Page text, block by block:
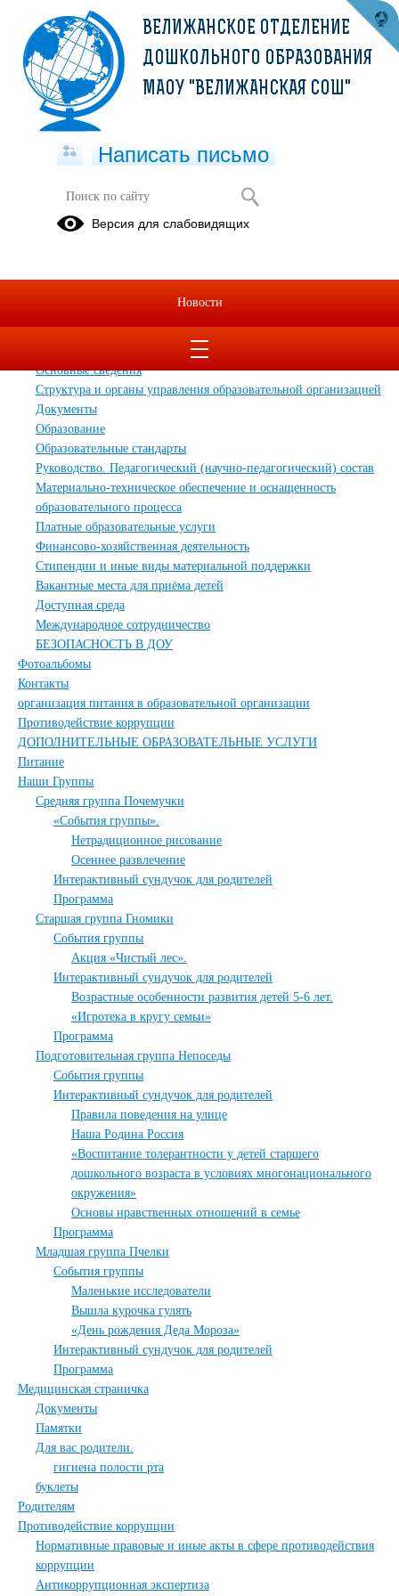
Карта сайта
Новости
Сведения об образовательной организации
Основные сведения
Структура и органы управления образовательной организацией
Документы
Образование
Образовательные стандарты
Руководство. Педагогический (научно-педагогический) состав
Материально-техническое обеспечение и оснащенность
образовательного процесса
Платные образовательные услуги
Финансово-хозяйственная деятельность
Стипендии и иные виды материальной поддержки
Вакантные места для приёма детей
Доступная среда
Международное сотрудничество
БЕЗОПАСНОСТЬ В ДОУ
Фотоальбомы
Контакты
организация питания в образовательной организации
Противодействие коррупции
ДОПОЛНИТЕЛЬНЫЕ ОБРАЗОВАТЕЛЬНЫЕ УСЛУГИ
Питание
Наши Группы
Средняя группа Почемучки
«События группы».
Нетрадиционное рисование
Осеннее развлечение
Интерактивный сундучок для родителей
Программа
Старшая группа Гномики
События группы
Акция «Чистый лес».
Интерактивный сундучок для родителей
Возрастные особенности развития детей 5-6 лет.
«Игротека в кругу семьи»
Программа
Подготовительная группа Непоседы
События группы
Интерактивный сундучок для родителей
Правила поведения на улице
Наша Родина Россия
«Воспитание толерантности у детей старшего
дошкольного возраста в условиях многонационального
окружения»
Основы нравственных отношений в семье
Программа
Младшая группа Пчелки
События группы
Маленькие исследователи
Вышла курочка гулять
«День рождения Деда Мороза»
Интерактивный сундучок для родителей
Программа
Медицинская страничка
Документы
Памятки
Для вас родители.
гигиена полости рта
буклеты
Родителям
Противодействие коррупции
Нормативные правовые и иные акты в сфере противодействия
коррупции
Антикоррупционная экспертиза
ВЕЛИЖАНСКОЕ ОТДЕЛЕНИЕ
ДОШКОЛЬНОГО ОБРАЗОВАНИЯ
МАОУ "ВЕЛИЖАНСКАЯ СОШ"
Написать письмо
Версия для слабовидящих
Новости